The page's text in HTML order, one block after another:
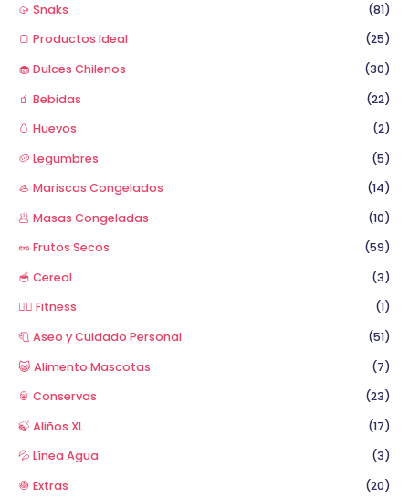
🥠 Snaks
(81)
🍞 Productos Ideal
(25)
🧁 Dulces Chilenos
(30)
🧃 Bebidas
(22)
🥚 Huevos
(2)
🥔 Legumbres
(5)
🦪 Mariscos Congelados
(14)
🥟 Masas Congeladas
(10)
🥜 Frutos Secos
(59)
🥣 Cereal
(3)
🏋️‍♂️ Fitness
(1)
🧻 Aseo y Cuidado Personal
(51)
😺 Alimento Mascotas
(7)
🥫 Conservas
(23)
🍃 Aliños XL
(17)
💦 Línea Agua
(3)
🧅 Extras
(20)